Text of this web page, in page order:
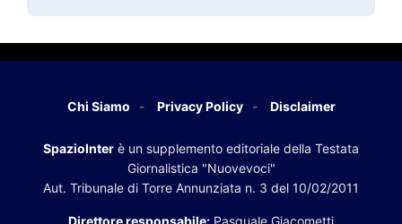
Chi Siamo Privacy Policy Disclaimer
SpazioInter è un supplemento editoriale della Testata
Giornalistica "Nuovevoci"
Aut. Tribunale di Torre Annunziata n. 3 del 10/02/2011
Direttore responsabile: Pasquale Giacometti